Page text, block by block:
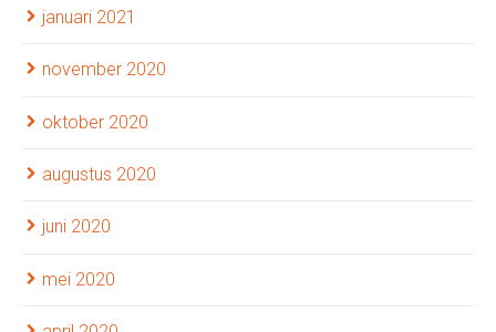
januari 2021
november 2020
oktober 2020
augustus 2020
juni 2020
mei 2020